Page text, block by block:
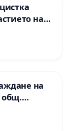
на
на
общ.